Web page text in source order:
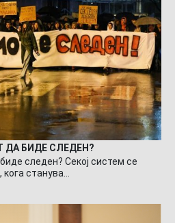
БИДЕ СЛЕДЕН?
следен? Секој систем се
станува…